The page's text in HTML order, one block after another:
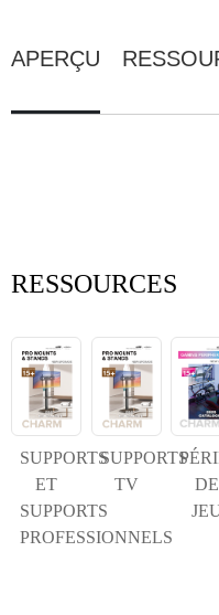
APERÇU
RESSOURCES
SUPPORTS
ET
SUPPORTS
PROFESSIONNELS
SUPPORTS
TV
DE
CHOISISSEZ VOTRE
VÉRIFIEZ VOTRE